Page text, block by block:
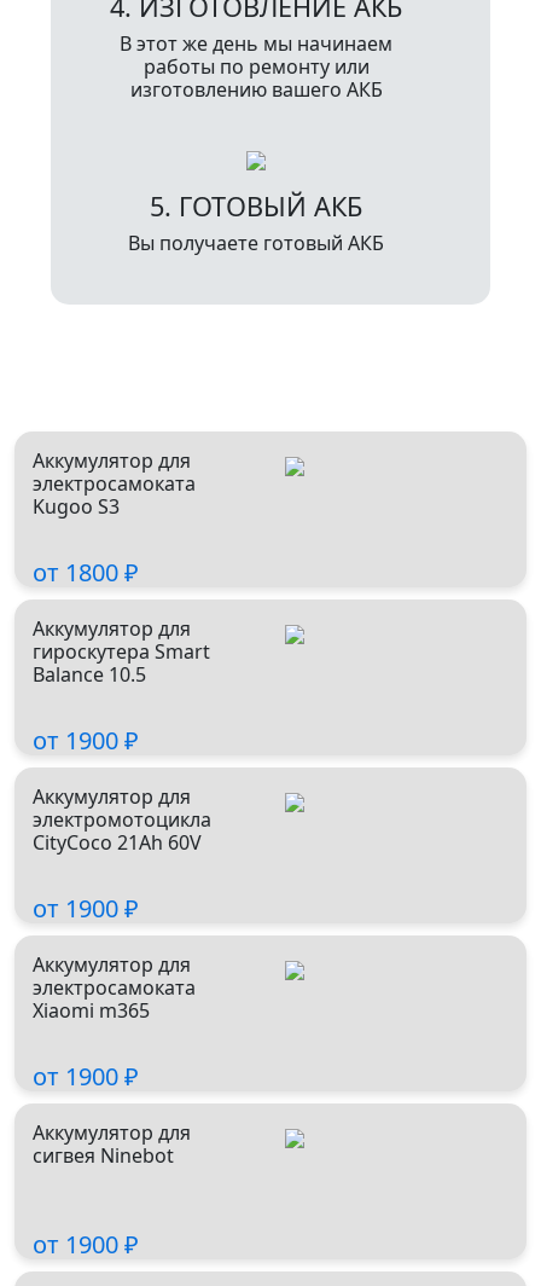
В этот же день мы начинаем
работы по ремонту или
изготовлению вашего АКБ
5. ГОТОВЫЙ АКБ
Вы получаете готовый АКБ
Аккумулятор для
электросамоката
Kugoo S3
от 1800 ₽
Аккумулятор для
гироскутера Smart
Balance 10.5
от 1900 ₽
Аккумулятор для
электромотоцикла
CityCoco 21Ah 60V
от 1900 ₽
Аккумулятор для
электросамоката
Xiaomi m365
от 1900 ₽
Аккумулятор для
сигвея Ninebot
от 1900 ₽
Парковка
Как пройти от метро
*другие дни по согласованию
сб, вс 09.00–21.00*
Москва, ул. Вятская, д. 49 стр. 2,
м. Дмитровская
Сервисный центр:
Реквизиты компании
Консультация:
ежедневно 09.00–21.00
Магазин:
пн-пт 09.00–19.00